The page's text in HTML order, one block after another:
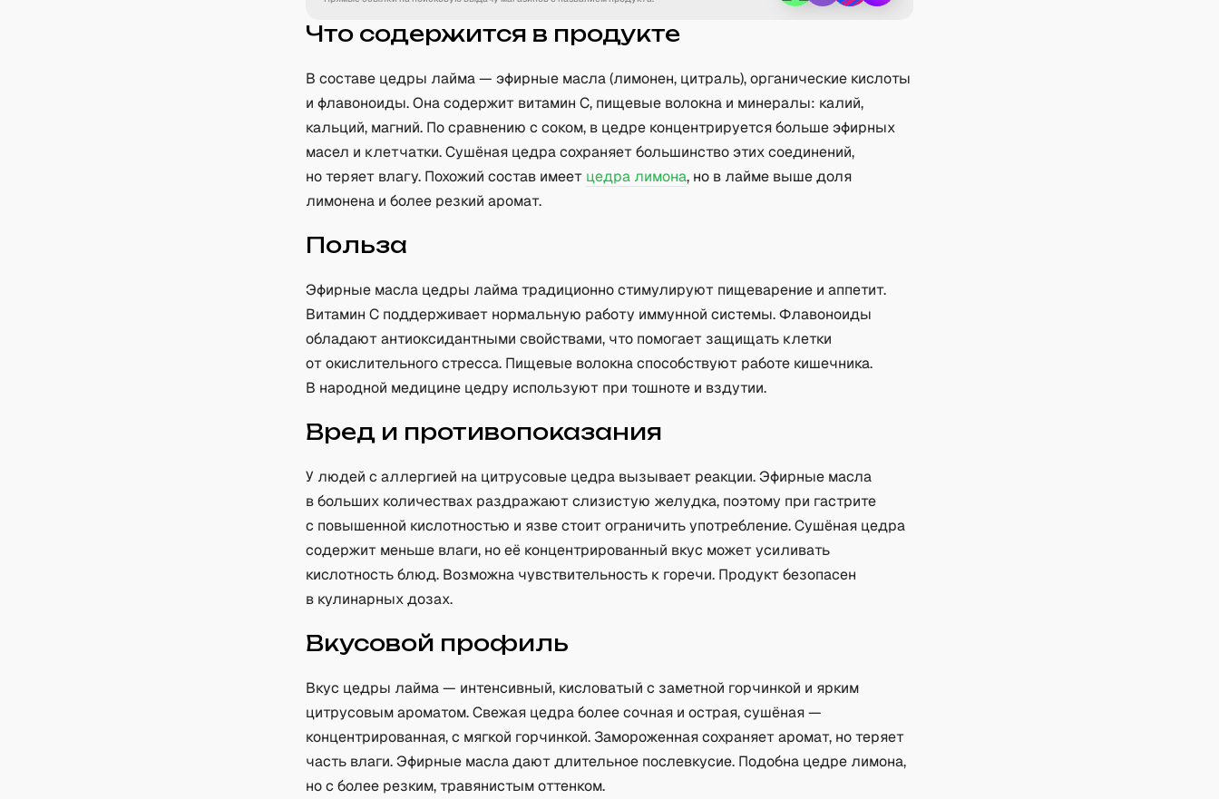
Что содержится в продукте
В составе цедры лайма — эфирные масла (лимонен, цитраль), органические кислоты
и флавоноиды. Она содержит витамин C, пищевые волокна и минералы: калий,
кальций, магний. По сравнению с соком, в цедре концентрируется больше эфирных
масел и клетчатки. Сушёная цедра сохраняет большинство этих соединений,
но теряет влагу. Похожий состав имеет цедра лимона, но в лайме выше доля
лимонена и более резкий аромат.
Польза
Эфирные масла цедры лайма традиционно стимулируют пищеварение и аппетит.
Витамин C поддерживает нормальную работу иммунной системы. Флавоноиды
обладают антиоксидантными свойствами, что помогает защищать клетки
от окислительного стресса. Пищевые волокна способствуют работе кишечника.
В народной медицине цедру используют при тошноте и вздутии.
Вред и противопоказания
У людей с аллергией на цитрусовые цедра вызывает реакции. Эфирные масла
в больших количествах раздражают слизистую желудка, поэтому при гастрите
с повышенной кислотностью и язве стоит ограничить употребление. Сушёная цедра
содержит меньше влаги, но её концентрированный вкус может усиливать
кислотность блюд. Возможна чувствительность к горечи. Продукт безопасен
в кулинарных дозах.
Вкусовой профиль
Вкус цедры лайма — интенсивный, кисловатый с заметной горчинкой и ярким
цитрусовым ароматом. Свежая цедра более сочная и острая, сушёная —
концентрированная, с мягкой горчинкой. Замороженная сохраняет аромат, но теряет
часть влаги. Эфирные масла дают длительное послевкусие. Подобна цедре лимона,
но с более резким, травянистым оттенком.